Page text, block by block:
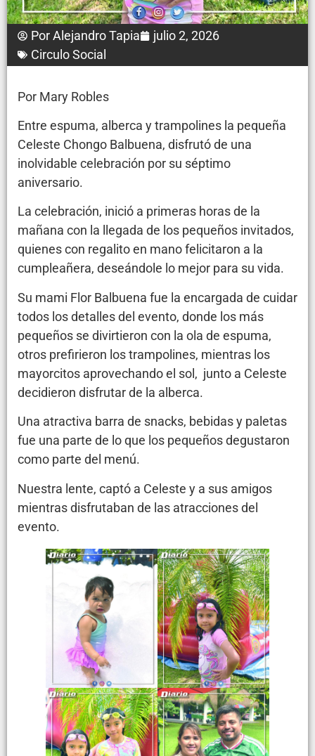
PorAlejandro Tapia
julio 2, 2026
Circulo Social
Por Mary Robles
Entre espuma, alberca y trampolines la pequeña
Celeste Chongo Balbuena, disfrutó de una
inolvidable celebración por su séptimo
aniversario.
La celebración, inició a primeras horas de la
mañana con la llegada de los pequeños invitados,
quienes con regalito en mano felicitaron a la
cumpleañera, deseándole lo mejor para su vida.
Su mami Flor Balbuena fue la encargada de cuidar
todos los detalles del evento, donde los más
pequeños se divirtieron con la ola de espuma,
otros prefirieron los trampolines, mientras los
mayorcitos aprovechando el sol, junto a Celeste
decidieron disfrutar de la alberca.
Una atractiva barra de snacks, bebidas y paletas
fue una parte de lo que los pequeños degustaron
como parte del menú.
Nuestra lente, captó a Celeste y a sus amigos
mientras disfrutaban de las atracciones del
evento.